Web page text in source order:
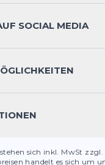
SOCIAL MEDIA
sich inkl. MwSt zzgl.
handelt es sich um